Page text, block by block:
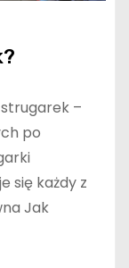
–
po
się każdy z
Jak